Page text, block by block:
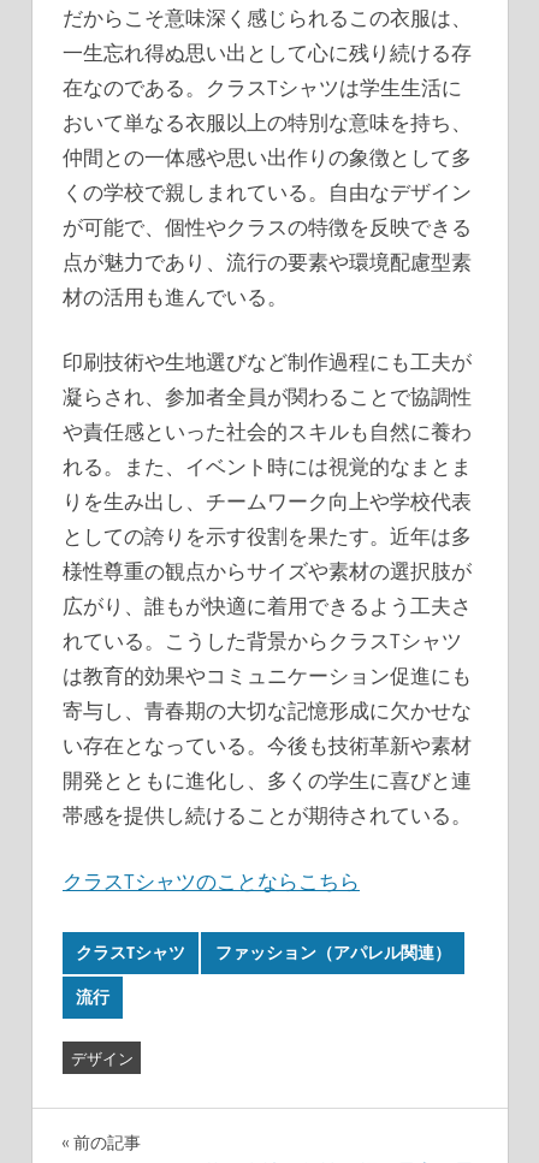
だからこそ意味深く感じられるこの衣服は、
一生忘れ得ぬ思い出として心に残り続ける存
在なのである。クラスTシャツは学生生活に
おいて単なる衣服以上の特別な意味を持ち、
仲間との一体感や思い出作りの象徴として多
くの学校で親しまれている。自由なデザイン
が可能で、個性やクラスの特徴を反映できる
点が魅力であり、流行の要素や環境配慮型素
材の活用も進んでいる。
印刷技術や生地選びなど制作過程にも工夫が
凝らされ、参加者全員が関わることで協調性
や責任感といった社会的スキルも自然に養わ
れる。また、イベント時には視覚的なまとま
りを生み出し、チームワーク向上や学校代表
としての誇りを示す役割を果たす。近年は多
様性尊重の観点からサイズや素材の選択肢が
広がり、誰もが快適に着用できるよう工夫さ
れている。こうした背景からクラスTシャツ
は教育的効果やコミュニケーション促進にも
寄与し、青春期の大切な記憶形成に欠かせな
い存在となっている。今後も技術革新や素材
開発とともに進化し、多くの学生に喜びと連
帯感を提供し続けることが期待されている。
クラスTシャツのことならこちら
クラスTシャツ ファッション（アパレル関連）
流行
デザイン
投
前の記事